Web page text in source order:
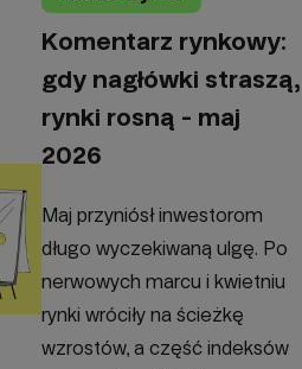
Komentarz rynkowy:
gdy nagłówki straszą,
rynki rosną - maj
2026
Maj przyniósł inwestorom
długo wyczekiwaną ulgę. Po
nerwowych marcu i kwietniu
rynki wróciły na ścieżkę
wzrostów, a część indeksów